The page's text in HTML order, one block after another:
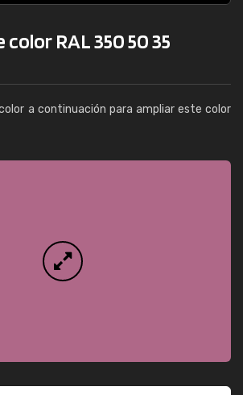
RAL 350 50 35
a continuación para ampliar este color